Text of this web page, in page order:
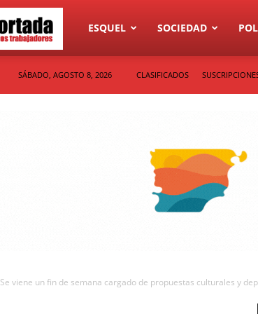
Diario
ESQUEL SOCIEDAD
SÁBADO, AGOSTO 8, 2026 CLASIFICADOS
Se viene un fin de semana cargado de propuestas culturales y